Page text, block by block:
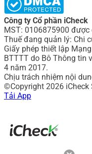
Công ty Cổ phần iCheck
MST: 0106875900
Thuế đang quản lý: Chi
Giấy phép thiết lập
BTTTT do Bô Thông tin
4 năm 2017.
Chịu trách nhiệm nội
©Copyright 2026 iCheck
Tải App